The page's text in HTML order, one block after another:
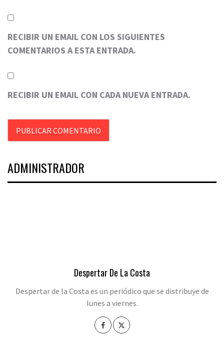
RECIBIR UN EMAIL CON LOS SIGUIENTES
COMENTARIOS A ESTA ENTRADA.
RECIBIR UN EMAIL CON CADA NUEVA ENTRADA.
ADMINISTRADOR
Despertar De La Costa
Despertar de la Costa es un periódico que se distribuye de
lunes a viernes.